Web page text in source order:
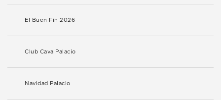
El Buen Fin 2026
Club Cava Palacio
Navidad Palacio